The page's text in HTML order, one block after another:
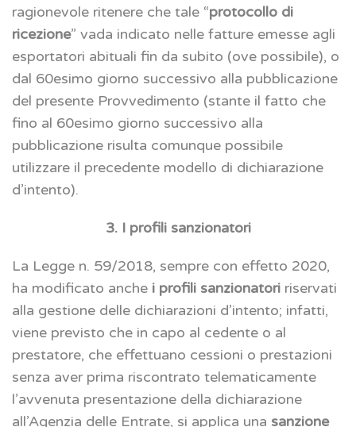
ragionevole ritenere che tale “protocollo di
ricezione” vada indicato nelle fatture emesse agli
esportatori abituali fin da subito (ove possibile), o
dal 60esimo giorno successivo alla pubblicazione
del presente Provvedimento (stante il fatto che
fino al 60esimo giorno successivo alla
pubblicazione risulta comunque possibile
utilizzare il precedente modello di dichiarazione
d’intento).
3. I profili sanzionatori
La Legge n. 59/2018, sempre con effetto 2020,
ha modificato anche i profili sanzionatori riservati
alla gestione delle dichiarazioni d’intento; infatti,
viene previsto che in capo al cedente o al
prestatore, che effettuano cessioni o prestazioni
senza aver prima riscontrato telematicamente
l’avvenuta presentazione della dichiarazione
all’Agenzia delle Entrate, si applica una sanzione